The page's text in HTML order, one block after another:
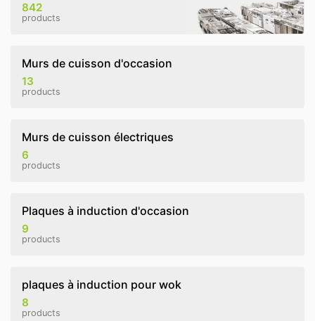
842
products
Murs de cuisson d'occasion
13
products
Murs de cuisson électriques
6
products
Plaques à induction d'occasion
9
products
plaques à induction pour wok
8
products